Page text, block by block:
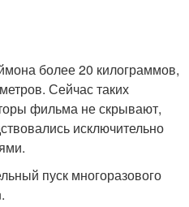
более 20 килограммов,
Сейчас таких
фильма не скрывают,
исключительно
пуск многоразового